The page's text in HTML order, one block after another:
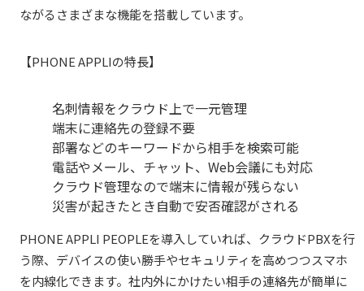
ながるさまざまな機能を搭載しています。
【PHONE APPLIの特長】
名刺情報をクラウド上で一元管理
端末に連絡先の登録不要
部署などのキーワードから相手を検索可能
電話やメール、チャット、Web会議にも対応
クラウド管理なので端末に情報が残らない
災害が起きたとき自動で安否確認がされる
PHONE APPLI PEOPLEを導入していれば、クラウドPBXを行
う際、デバイスの使い勝手やセキュリティを高めつつスマホ
を内線化できます。社内外にかけたい相手の連絡先が簡単に